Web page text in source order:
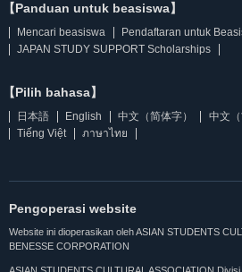
【Panduan untuk beasiswa】
Mencari beasiswa
Pendaftaran untuk
JAPAN STUDY SUPPORT Scholarships
【Pilih bahasa】
日本語 English 中文（简体字） 中文（
Tiếng Việt
ภาษาไทย
Pengoperasi website
Website ini dioperasikan oleh ASIAN STUDENTS
BENESSE CORPORATION